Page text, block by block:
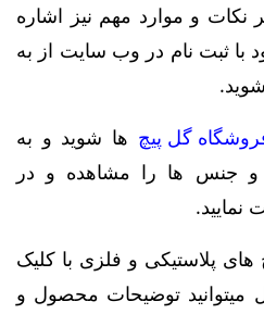
نکات و موارد مهم نیز اشاره
ثبت نام در وب سایت از به
گل پیچ ها شوید و به
و جنس ها را مشاهده و در
نمایید.
های پلاستیکی و فلزی با کلیک
توضیحات محصول و